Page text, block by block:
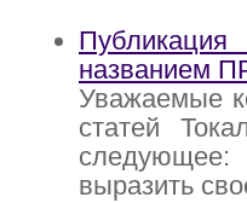
названием
Уважаемые
статей
выразить